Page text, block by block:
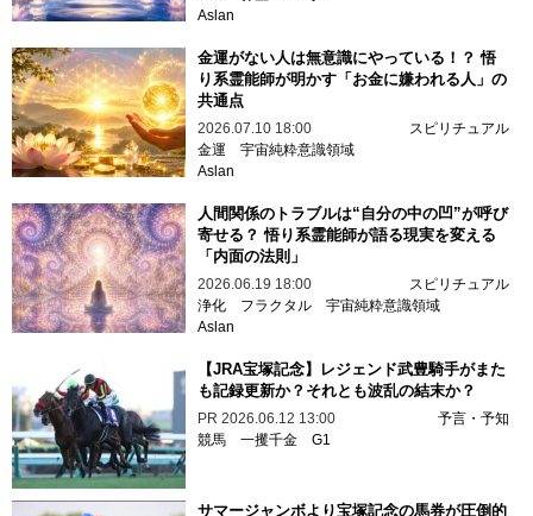
Aslan
金運がない人は無意識にやっている！？ 悟
り系霊能師が明かす「お金に嫌われる人」の
共通点
2026.07.10 18:00
スピリチュアル
金運 宇宙純粋意識領域
Aslan
人間関係のトラブルは“自分の中の凹”が呼び
寄せる？ 悟り系霊能師が語る現実を変える
「内面の法則」
2026.06.19 18:00
スピリチュアル
浄化
フラクタル 宇宙純粋意識領域
Aslan
【JRA宝塚記念】レジェンド武豊騎手がまた
も記録更新か？それとも波乱の結末か？
PR 2026.06.12 13:00
予言・予知
競馬 一攫千金 G1
サマージャンボより宝塚記念の馬券が圧倒的